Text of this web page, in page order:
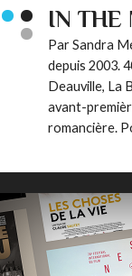
IN THE
Par Sandra
depuis 2003.
Deauville, La
avant-
romancière.